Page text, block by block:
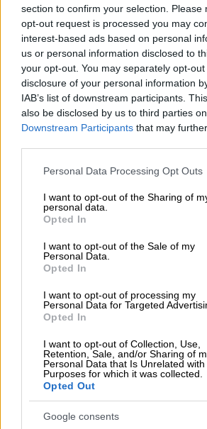
section to confirm your selection. Please
opt-out request is processed you may
interest-based ads based on personal
us or personal information disclosed to
your opt-out. You may separately opt-
disclosure of your personal information
IAB’s list of downstream participants.
also be disclosed by us to third parties
Downstream Participants that may
Please note that this website/app uses
not limited to your visit or usage
grant or deny consent to Google and its
use your data for below specified
consent section.
Personal Data Processing Opt Outs
I want to opt-out of the Sharing of
personal data.
Opted In
I want to opt-out of the Sale of my
Personal Data.
Opted In
I want to opt-out of processing my
Personal Data for Targeted
Opted In
I want to opt-out of Collection, Use,
Retention, Sale, and/or Sharing of
Personal Data that Is Unrelated
Purposes for which it was collected.
Opted Out
Google consents
on toteutettu toimivaksi ja tämä
nykyiseen yritysrakenteeseen”,
”Ohjelman konserniyhdistely
kirjausympäristö on toteutettu
tämä sopii hyvin nykyiseen
yritysrakenteeseen.”
”Olemme halunneet, että
järjestelmät ja ohjelmistot
Esimerkiksi oma-aloitteisten
ilmoittaminen on toteutettu
hyvin ja tapahtumien selailu on
tytäryhtiöidemme perustaminen
mennyt Jydacomin ja
sujuvasti. Voin suositella
muillekin alan toimijoille”